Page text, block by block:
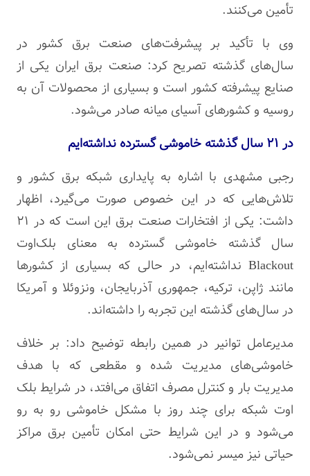
تأمین می‌کنند.
وی با تأکید بر پیشرفت‌های صنعت برق کشور در
سال‌های گذشته تصریح کرد: صنعت برق ایران یکی از
صنایع پیشرفته کشور است و بسیاری از محصولات آن به
روسیه و کشورهای آسیای میانه صادر می‌شود.‌
در ۲۱ سال گذشته خاموشی گسترده نداشته‌ایم
رجبی مشهدی با اشاره به پایداری شبکه برق کشور و
تلاش‌هایی که در این خصوص صورت می‌گیرد، اظهار
داشت: یکی از افتخارات صنعت برق این است که در ۲۱
سال گذشته خاموشی گسترده به معنای بلک‌اوت
Blackout نداشته‌ایم، در حالی که بسیاری از کشورها
مانند ژاپن، ترکیه، جمهوری آذربایجان، ونزوئلا و آمریکا
در سال‌های گذشته این تجربه را داشته‌اند.
مدیرعامل توانیر در همین رابطه توضیح داد: بر خلاف
خاموشی‌های مدیریت شده و مقطعی که با هدف
مدیریت بار و کنترل مصرف اتفاق می‌افتد، در شرایط بلک
اوت شبکه برای چند روز با مشکل خاموشی رو به رو
می‌شود و در این شرایط حتی امکان تأمین برق مراکز
حیاتی نیز میسر نمی‌شود.